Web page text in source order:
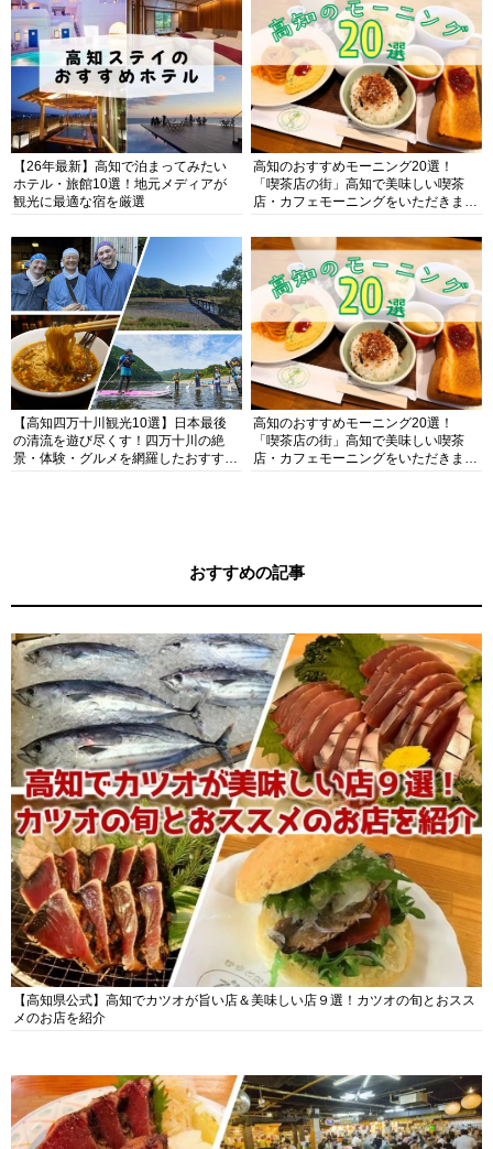
【26年最新】高知で泊まってみたい
ホテル・旅館10選！地元メディアが
観光に最適な宿を厳選
高知のおすすめモーニング20選！
「喫茶店の街」高知で美味しい喫茶
店・カフェモーニングをいただきま
【高知四万十川観光10選】日本最後
の清流を遊び尽くす！四万十川の絶
景・体験・グルメを網羅したおすすめ
高知のおすすめモーニング20選！
「喫茶店の街」高知で美味しい喫茶
店・カフェモーニングをいただきま
おすすめの記事
【高知県公式】高知でカツオが旨い店＆美味しい店９選！カツオの旬とおスス
メのお店を紹介